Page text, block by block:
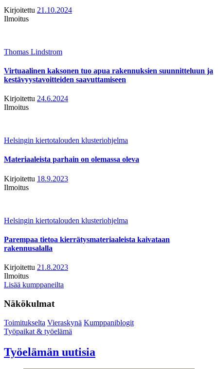
Kirjoitettu 21.10.2024
Ilmoitus
Thomas Lindstrom
Virtuaalinen kaksonen tuo apua rakennuksien suunnitteluun ja
kestävyystavoitteiden saavuttamiseen
Kirjoitettu 24.6.2024
Ilmoitus
Helsingin kiertotalouden klusteriohjelma
Materiaaleista parhain on olemassa oleva
Kirjoitettu 18.9.2023
Ilmoitus
Helsingin kiertotalouden klusteriohjelma
Parempaa tietoa kierrätysmateriaaleista kaivataan
rakennusalalla
Kirjoitettu 21.8.2023
Ilmoitus
Lisää kumppaneilta
Näkökulmat
Toimitukselta Vieraskynä Kumppaniblogit
Työpaikat & työelämä
Työelämän uutisia